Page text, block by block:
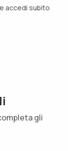
accedi subito
gli